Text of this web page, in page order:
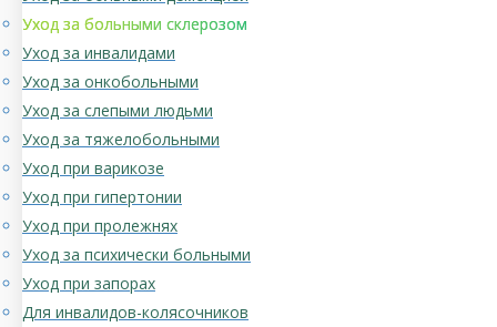
Уход за больными склерозом
Уход за инвалидами
Уход за онкобольными
Уход за слепыми людьми
Уход за тяжелобольными
Уход при варикозе
Уход при гипертонии
Уход при пролежнях
Уход за психически больными
Уход при запорах
Для инвалидов-колясочников